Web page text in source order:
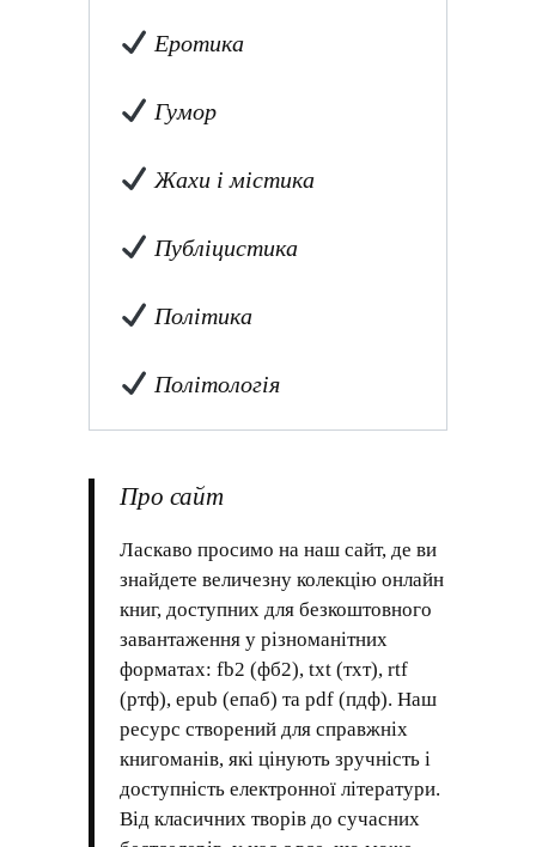
Еротика
Гумор
Жахи і містика
Публіцистика
Політика
Політологія
Про сайт
Ласкаво просимо на наш сайт, де ви
знайдете величезну колекцію онлайн
книг, доступних для безкоштовного
завантаження у різноманітних
форматах: fb2 (фб2), txt (тхт), rtf
(ртф), epub (епаб) та pdf (пдф). Наш
ресурс створений для справжніх
книгоманів, які цінують зручність і
доступність електронної літератури.
Від класичних творів до сучасних